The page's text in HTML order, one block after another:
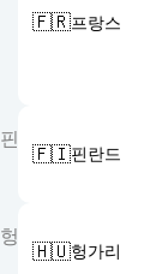
🇫🇷프랑스
핀
🇫🇮핀란드
헝
🇭🇺헝가리